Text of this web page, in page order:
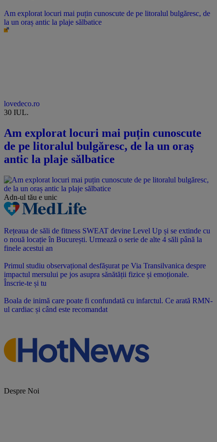
Am explorat locuri mai puțin cunoscute de pe litoralul bulgăresc, de
la un oraș antic la plaje sălbatice
lovedeco.ro
30 IUL.
Am explorat locuri mai puțin cunoscute
de pe litoralul bulgăresc, de la un oraș
antic la plaje sălbatice
Adn-ul tău e unic
Rețeaua de săli de fitness SWEAT devine Level Up și se extinde cu
o nouă locație în București. Urmează o serie de alte 4 săli până la
finele acestui an
Primul studiu observațional desfășurat pe Via Transilvanica despre
impactul mersului pe jos asupra sănătății fizice și emoționale.
Înscrie-te și tu
Boala de inimă care poate fi confundată cu infarctul. Ce arată RMN-
ul cardiac și când este recomandat
Despre Noi